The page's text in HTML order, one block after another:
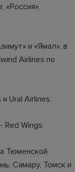
«Россия»,
и «Ямал», в
Airlines по
Ural Airlines.
Red Wings.
Тюменской
Самару, Томск и